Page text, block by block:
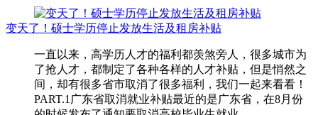
变天了！硕士学历停止发放生活及租房补贴
一直以来，高学历人才的福利都羡煞旁人，很多城市为
了抢人才，都制定了各种各样的人才补贴，但是悄然之
间，却有很多省市取消了很多福利，我们一起来看看！
PART.1广东省取消就业补贴最近的是广东省，在8月份